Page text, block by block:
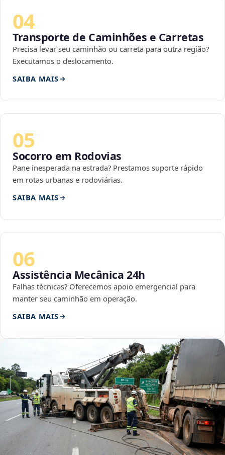
04
Transporte de Caminhões e Carretas
Precisa levar seu caminhão ou carreta para outra região?
Executamos o deslocamento.
SAIBA MAIS
05
Socorro em Rodovias
Pane inesperada na estrada? Prestamos suporte rápido
em rotas urbanas e rodoviárias.
SAIBA MAIS
06
Assistência Mecânica 24h
Falhas técnicas? Oferecemos apoio emergencial para
manter seu caminhão em operação.
SAIBA MAIS